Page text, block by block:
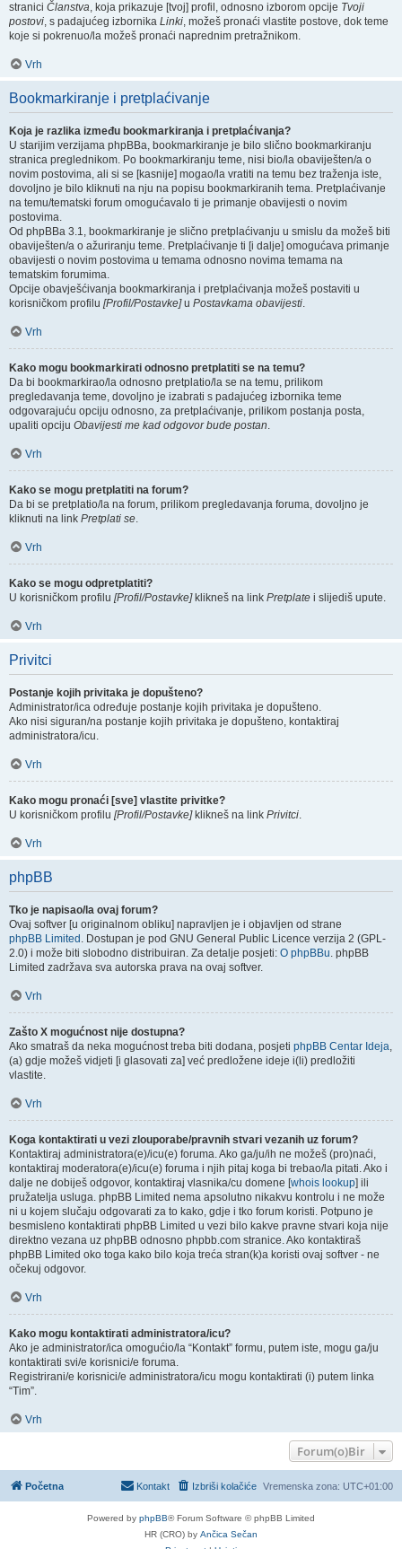
stranici Članstva, koja prikazuje [tvoj] profil, odnosno izborom opcije Tvoji
postovi, s padajućeg izbornika Linki, možeš pronaći vlastite postove, dok teme
koje si pokrenuo/la možeš pronaći naprednim pretražnikom.
Vrh
Bookmarkiranje i pretplaćivanje
Koja je razlika između bookmarkiranja i pretplaćivanja?
U starijim verzijama phpBBa, bookmarkiranje je bilo slično bookmarkiranju
stranica preglednikom. Po bookmarkiranju teme, nisi bio/la obaviješten/a o
novim postovima, ali si se [kasnije] mogao/la vratiti na temu bez traženja iste,
dovoljno je bilo kliknuti na nju na popisu bookmarkiranih tema. Pretplaćivanje
na temu/tematski forum omogućavalo ti je primanje obavijesti o novim
postovima.
Od phpBBa 3.1, bookmarkiranje je slično pretplaćivanju u smislu da možeš biti
obaviješten/a o ažuriranju teme. Pretplaćivanje ti [i dalje] omogućava primanje
obavijesti o novim postovima u temama odnosno novima temama na
tematskim forumima.
Opcije obavješćivanja bookmarkiranja i pretplaćivanja možeš postaviti u
korisničkom profilu [Profil/Postavke]u Postavkama obavijesti.
Vrh
Kako mogu bookmarkirati odnosno pretplatiti se na temu?
Da bi bookmarkirao/la odnosno pretplatio/la se na temu, prilikom
pregledavanja teme, dovoljno je izabrati s padajućeg izbornika teme
odgovarajuću opciju odnosno, za pretplaćivanje, prilikom postanja posta,
upaliti opciju Obavijesti me kad odgovor bude postan.
Vrh
Kako se mogu pretplatiti na forum?
Da bi se pretplatio/la na forum, prilikom pregledavanja foruma, dovoljno je
kliknuti na link Pretplati se.
Vrh
Kako se mogu odpretplatiti?
U korisničkom profilu [Profil/Postavke]klikneš na link Pretplate i slijediš upute.
Vrh
Privitci
Postanje kojih privitaka je dopušteno?
Administrator/ica određuje postanje kojih privitaka je dopušteno.
Ako nisi siguran/na postanje kojih privitaka je dopušteno, kontaktiraj
administratora/icu.
Vrh
Kako mogu pronaći [sve] vlastite privitke?
U korisničkom profilu [Profil/Postavke]klikneš na link Privitci.
Vrh
phpBB
Tko je napisao/la ovaj forum?
Ovaj softver [u originalnom obliku] napravljen je i objavljen od strane
phpBB Limited . Dostupan je pod GNU General Public Licence verzija 2 (GPL-
2.0) i može biti slobodno distribuiran. Za detalje posjeti: O phpBBu. phpBB
Limited zadržava sva autorska prava na ovaj softver.
Vrh
Zašto X mogućnost nije dostupna?
Ako smatraš da neka mogućnost treba biti dodana, posjeti phpBB Centar Ideja,
(a) gdje možeš vidjeti [i glasovati za] već predložene ideje i(li) predložiti
vlastite.
Vrh
Koga kontaktirati u vezi zlouporabe/pravnih stvari vezanih uz forum?
Kontaktiraj administratora(e)/icu(e) foruma. Ako ga/ju/ih ne možeš (pro)naći,
kontaktiraj moderatora(e)/icu(e) foruma i njih pitaj koga bi trebao/la pitati. Ako i
dalje ne dobiješ odgovor, kontaktiraj vlasnika/cu domene [whois lookup] ili
pružatelja usluga. phpBB Limited nema apsolutno nikakvu kontrolu i ne može
ni u kojem slučaju odgovarati za to kako, gdje i tko forum koristi. Potpuno je
besmisleno kontaktirati phpBB Limited u vezi bilo kakve pravne stvari koja nije
direktno vezana uz phpBB odnosno phpbb.com stranice. Ako kontaktiraš
phpBB Limited oko toga kako bilo koja treća stran(k)a koristi ovaj softver - ne
očekuj odgovor.
Vrh
Kako mogu kontaktirati administratora/icu?
Ako je administrator/ica omogućio/la “Kontakt” formu, putem iste, mogu ga/ju
kontaktirati svi/e korisnici/e foruma.
Registrirani/e korisnici/e administratora/icu mogu kontaktirati (i) putem linka
“Tim”.
Vrh
Forum(o)Bir
Početna Vremenska zona: UTC+01:00
Izbriši kolačiće
Kontakt
Powered by phpBB® Forum Software © phpBB Limited
HR (CRO) by Ančica Sečan